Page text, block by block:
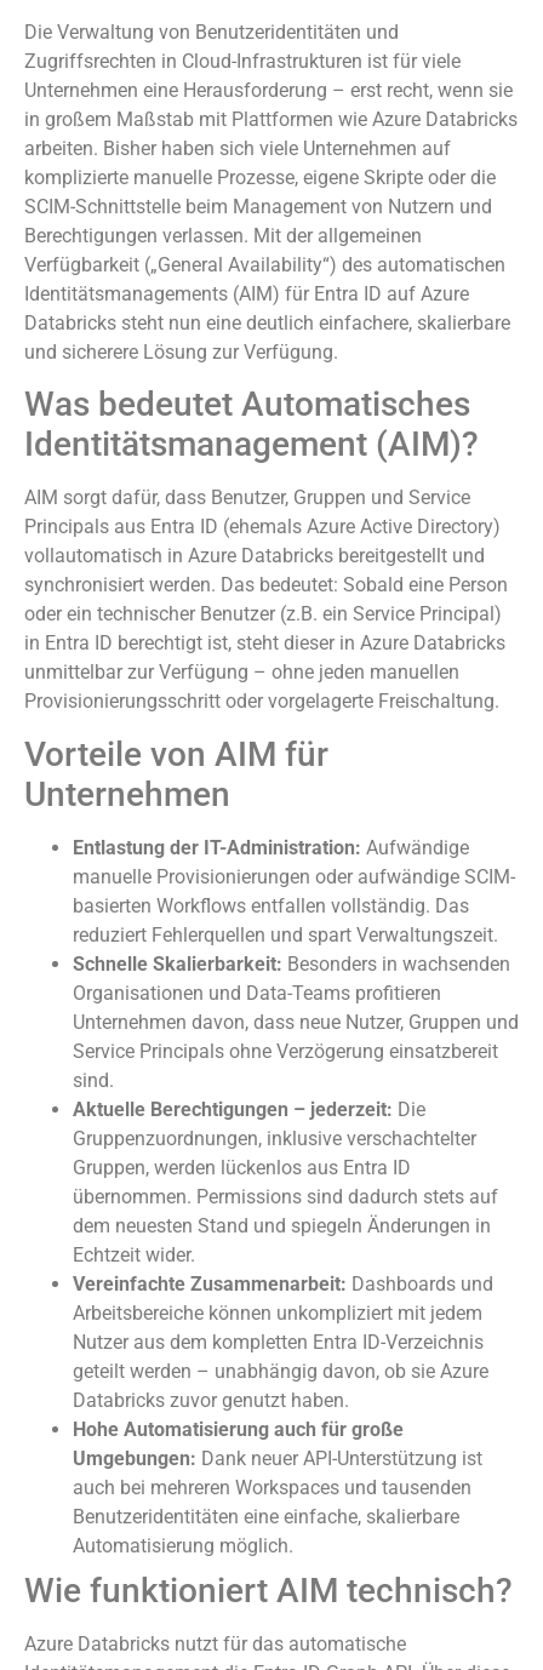
Die Verwaltung von Benutzeridentitäten und
Zugriffsrechten in Cloud-Infrastrukturen ist für viele
Unternehmen eine Herausforderung – erst recht, wenn sie
in großem Maßstab mit Plattformen wie Azure Databricks
arbeiten. Bisher haben sich viele Unternehmen auf
komplizierte manuelle Prozesse, eigene Skripte oder die
SCIM-Schnittstelle beim Management von Nutzern und
Berechtigungen verlassen. Mit der allgemeinen
Verfügbarkeit („General Availability“) des automatischen
Identitätsmanagements (AIM) für Entra ID auf Azure
Databricks steht nun eine deutlich einfachere, skalierbare
und sicherere Lösung zur Verfügung.
Was bedeutet Automatisches
Identitätsmanagement (AIM)?
AIM sorgt dafür, dass Benutzer, Gruppen und Service
Principals aus Entra ID (ehemals Azure Active Directory)
vollautomatisch in Azure Databricks bereitgestellt und
synchronisiert werden. Das bedeutet: Sobald eine Person
oder ein technischer Benutzer (z.B. ein Service Principal)
in Entra ID berechtigt ist, steht dieser in Azure Databricks
unmittelbar zur Verfügung – ohne jeden manuellen
Provisionierungsschritt oder vorgelagerte Freischaltung.
Vorteile von AIM für
Unternehmen
Entlastung der IT-Administration: Aufwändige
manuelle Provisionierungen oder aufwändige SCIM-
basierten Workflows entfallen vollständig. Das
reduziert Fehlerquellen und spart Verwaltungszeit.
Schnelle Skalierbarkeit: Besonders in wachsenden
Organisationen und Data-Teams profitieren
Unternehmen davon, dass neue Nutzer, Gruppen und
Service Principals ohne Verzögerung einsatzbereit
sind.
Aktuelle Berechtigungen – jederzeit: Die
Gruppenzuordnungen, inklusive verschachtelter
Gruppen, werden lückenlos aus Entra ID
übernommen. Permissions sind dadurch stets auf
dem neuesten Stand und spiegeln Änderungen in
Echtzeit wider.
Vereinfachte Zusammenarbeit: Dashboards und
Arbeitsbereiche können unkompliziert mit jedem
Nutzer aus dem kompletten Entra ID-Verzeichnis
geteilt werden – unabhängig davon, ob sie Azure
Databricks zuvor genutzt haben.
Hohe Automatisierung auch für große
Umgebungen: Dank neuer API-Unterstützung ist
auch bei mehreren Workspaces und tausenden
Benutzeridentitäten eine einfache, skalierbare
Automatisierung möglich.
Wie funktioniert AIM technisch?
Azure Databricks nutzt für das automatische